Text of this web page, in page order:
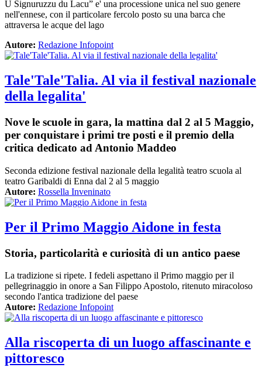
U Signuruzzu du Lacu” e' una processione unica nel suo genere
nell'ennese, con il particolare fercolo posto su una barca che
attraversa le acque del lago
Autore: Redazione Infopoint
Tale'Tale'Talia. Al via il festival nazionale
della legalita'
Nove le scuole in gara, la mattina dal 2 al 5 Maggio,
per conquistare i primi tre posti e il premio della
critica dedicato ad Antonio Maddeo
Seconda edizione festival nazionale della legalità teatro scuola al
teatro Garibaldi di Enna dal 2 al 5 maggio
Autore: Rossella Inveninato
Per il Primo Maggio Aidone in festa
Storia, particolarità e curiosità di un antico paese
La tradizione si ripete. I fedeli aspettano il Primo maggio per il
pellegrinaggio in onore a San Filippo Apostolo, ritenuto miracoloso
secondo l'antica tradizione del paese
Autore: Redazione Infopoint
Alla riscoperta di un luogo affascinante e
pittoresco